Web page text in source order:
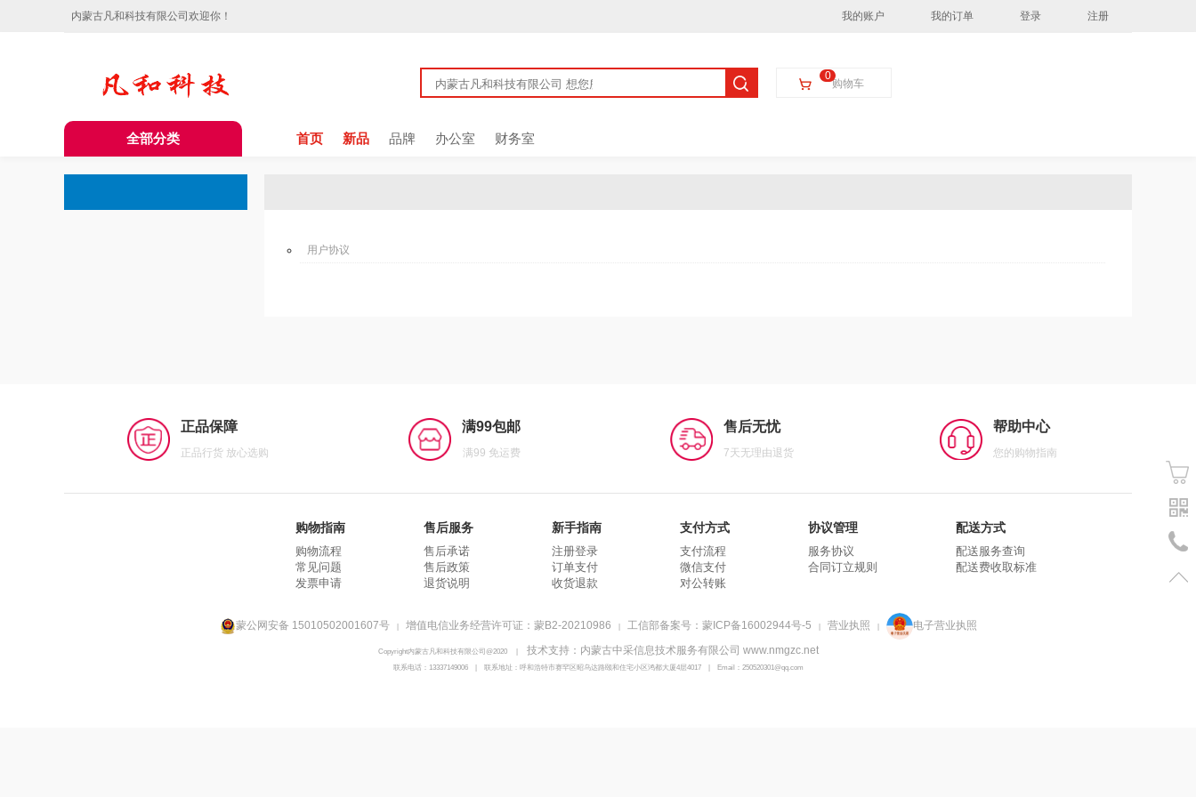
内蒙古凡和科技有限公司欢迎你！ 我的账户 我的订单 登录 注册
购物车
0
全部分类 首页 新品 品牌 办公室 财务室
用户协议
正品保障
正品行货 放心选购
满99包邮
满99 免运费
售后无忧
7天无理由退货
帮助中心
您的购物指南
购物指南
购物流程
常见问题
发票申请
售后服务
售后承诺
售后政策
退货说明
新手指南
注册登录
订单支付
收货退款
支付方式
支付流程
微信支付
对公转账
协议管理
服务协议
合同订立规则
配送方式
配送服务查询
配送费收取标准
蒙公网安备 15010502001607号 | 增值电信业务经营许可证：蒙B2-20210986 | 工信部备案号：蒙ICP备16002944号-5 | 营业执照 | 电子营业执照
Copyright内蒙古凡和科技有限公司@2020 | 技术支持：内蒙古中采信息技术服务有限公司 www.nmgzc.net
联系电话：13337149006 | 联系地址：呼和浩特市赛罕区昭乌达路颐和住宅小区鸿都大厦4层4017 | Email：250520301@qq.com